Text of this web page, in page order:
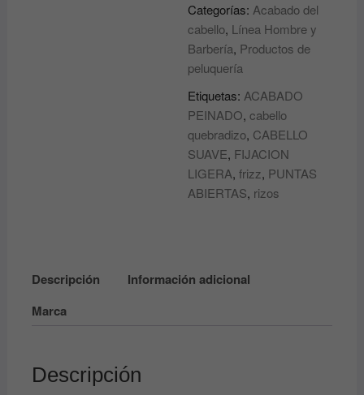
ACONDICIONADORA
CON
LANOLINA
100%
PURA
super
100%
pure
lanolin
DAX
Categorías: Acabado del
cabello, Línea Hombre y
Barbería, Productos de
peluquería
Etiquetas: ACABADO
PEINADO,cabello
quebradizo, CABELLO
SUAVE, FIJACION
LIGERA,frizz, PUNTAS
ABIERTAS, rizos
Descripción
Información adicional
Marca
Descripción